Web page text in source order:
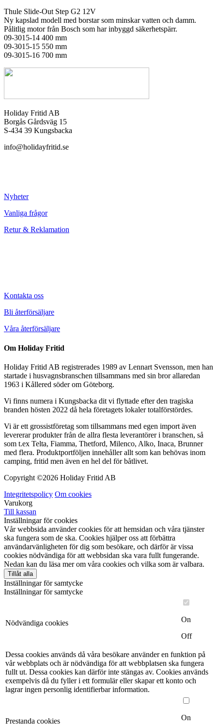
Thule Slide-Out Step G2 12V
Ny kapslad modell med borstar som minskar vatten och damm.
Pålitlig motor från Bosch som har inbyggd säkerhetspärr.
09-3015-14 400 mm
09-3015-15 550 mm
09-3015-16 700 mm
Holiday Fritid AB
Borgås Gårdsväg 15
S-434 39 Kungsbacka
info@holidayfritid.se
Nyheter
Vanliga frågor
Retur & Reklamation
Kontakta oss
Bli återförsäljare
Våra återförsäljare
Om Holiday Fritid
Holiday Fritid AB registrerades 1989 av Lennart Svensson, men han
startade i husvagnsbranschen tillsammans med sin bror allaredan
1963 i Kållered söder om Göteborg.
Vi finns numera i Kungsbacka dit vi flyttade efter den tragiska
branden hösten 2022 då hela företagets lokaler totalförstördes.
Vi är ett grossistföretag som tillsammans med egen import även
levererar produkter från de allra flesta leverantörer i branschen, så
som t.ex Telta, Fiamma, Thetford, Milenco, Alko, Inaca, Brunner
med flera. Produktportföljen innehåller allt som kan behövas inom
camping, fritid men även en hel del för båtlivet.
Copyright ©2026 Holiday Fritid AB
Integritetspolicy Om cookies
Varukorg
Till kassan
Inställningar för cookies
Vår webbsida använder cookies för att hemsidan och våra tjänster
ska fungera som de ska. Cookies hjälper oss att förbättra
användarvänligheten för dig som besökare, och därför är vissa
cookies nödvändiga för att webbsidan ska vara fullt fungerande.
Nedan kan du läsa mer om våra cookies och vilka som är valbara.
Tillåt alla
Inställningar för samtycke
Inställningar för samtycke
Nödvändiga cookies
On
Off
Dessa cookies används då våra besökare använder en funktion på
vår webbplats och är nödvändiga för att webbplatsen ska fungera
fullt ut. Dessa cookies kan därför inte stängas av. Cookies används
exempelvis då du fyller i ett formulär eller skapar ett konto och
lagrar ingen personlig identifierbar information.
Prestanda cookies On